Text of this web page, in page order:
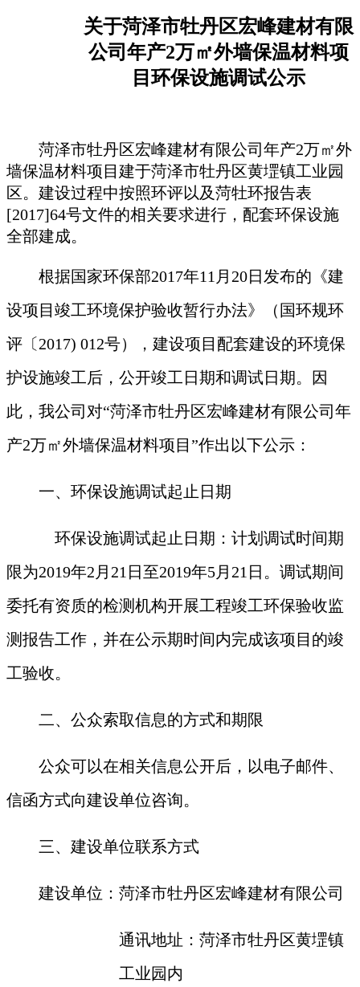
关于菏泽市牡丹区宏峰建材有限
公司年产2万㎡外墙保温材料项
目环保设施调试公示
菏泽市牡丹区宏峰建材有限公司年产2万㎡外
墙保温材料项目 建于菏泽市牡丹区黄堽镇工业园
区。 建设过程中按照环评以及菏牡环报告表
[2017]64号文件的相关要求进行，配套环保设施
全部建成。
根据国家环保部2017年11月20日发布的《建
设项目竣工环境保护验收暂行办法》（国环规环
评〔2017) 012号），建设项目配套建设的环境保
护设施竣工后，公开竣工日期和调试日期。因
此，我公司对“菏泽市牡丹区宏峰建材有限公司年
产2万㎡外墙保温材料项目 ”作出以下公示：
一、环保设施调试起止日期
环保设施调试起止日期：计划调试时间期
限为2019年2 月 21 日至2019年5月 21 日。调试期间
委托有资质的检测机构开展工程竣工环保验收监
测报告工作，并在公示期时间内完成该项目的竣
工验收。
二、公众索取信息的方式和期限
公众可以在相关信息公开后，以电子邮件、
信函方式向建设单位咨询。
三、建设单位联系方式
建设单位： 菏泽市牡丹区宏峰建材有限公司
通讯地址： 菏泽市牡丹区黄堽镇
工业园内